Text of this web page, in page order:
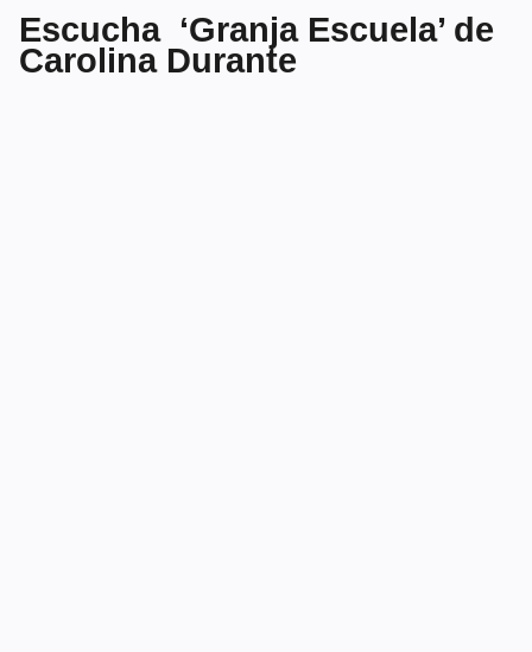
Escucha ‘Granja Escuela’ de
Carolina Durante